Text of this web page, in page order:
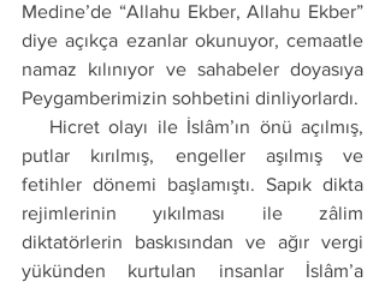
Medine’de “Allahu Ekber, Allahu Ekber”
diye açıkça ezanlar okunuyor, cemaatle
namaz kılınıyor ve sahabeler doyasıya
Peygamberimizin sohbetini dinliyorlardı.
putlar kırılmış, engeller aşılmış ve
fetihler dönemi başlamıştı. Sapık dikta
rejimlerinin yıkılması ile zâlim
diktatörlerin baskısından ve ağır vergi
yükünden kurtulan insanlar İslâm’a